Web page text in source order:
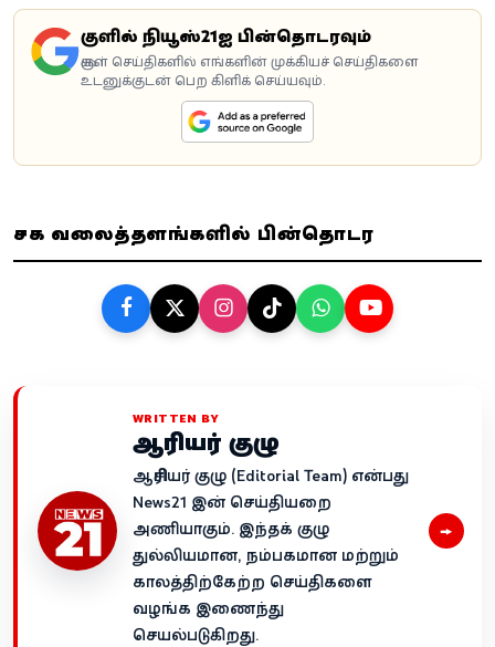
கூகுளில் நியூஸ்21ஐ பின்தொடரவும்
கூகுள் செய்திகளில் எங்களின் முக்கியச் செய்திகளை
உடனுக்குடன் பெற கிளிக் செய்யவும்.
சமூக வலைத்தளங்களில் பின்தொடர
WRITTEN BY
ஆசிரியர் குழு
ஆசிரியர் குழு (Editorial Team) என்பது
News21 இன் செய்தியறை
அணியாகும். இந்தக் குழு
துல்லியமான, நம்பகமான மற்றும்
காலத்திற்கேற்ற செய்திகளை
வழங்க இணைந்து
செயல்படுகிறது.
→